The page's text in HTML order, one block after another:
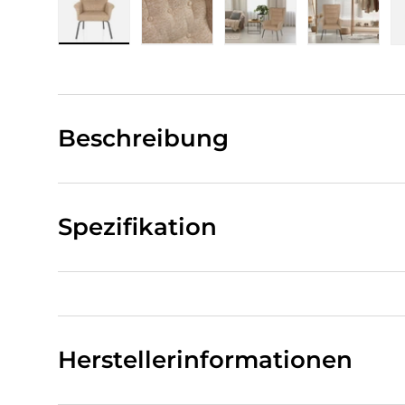
Beschreibung
Spezifikation
Herstellerinformationen